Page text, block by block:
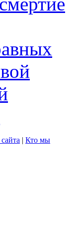
| Кто мы